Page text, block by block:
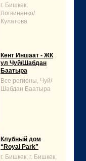
г. Бишкек,
Логвиненко/
Кулатова
Кент Иншаат - ЖК
ул Чуй/Шабдан
Баатыра
Все регионы, Чуй/
Шабдан Баатыра
Клубный дом
“Royal Park”
г. Бишкек, г. Бишкек,